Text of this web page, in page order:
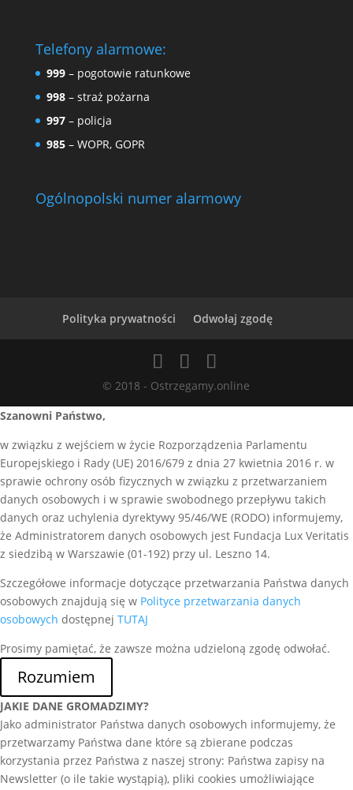
Telefony alarmowe:
999– pogotowie ratunkowe
998– straż pożarna
997– policja
985– WOPR, GOPR
Ogólnopolski numer alarmowy
Polityka prywatności Odwołaj zgodę
© 2018 - Ostrzegamy.online
Szanowni Państwo,
w związku z wejściem w życie Rozporządzenia Parlamentu
Europejskiego i Rady (UE) 2016/679 z dnia 27 kwietnia 2016 r. w
sprawie ochrony osób fizycznych w związku z przetwarzaniem
danych osobowych i w sprawie swobodnego przepływu takich
danych oraz uchylenia dyrektywy 95/46/WE (RODO) informujemy,
że Administratorem danych osobowych jest Fundacja Lux Veritatis
z siedzibą w Warszawie (01-192) przy ul. Leszno 14.
Szczegółowe informacje dotyczące przetwarzania Państwa danych
osobowych znajdują się w Polityce przetwarzania danych
osobowych dostępnej TUTAJ
Prosimy pamiętać, że zawsze można udzieloną zgodę odwołać.
Rozumiem
JAKIE DANE GROMADZIMY?
Jako administrator Państwa danych osobowych informujemy, że
przetwarzamy Państwa dane które są zbierane podczas
korzystania przez Państwa z naszej strony: Państwa zapisy na
Newsletter (o ile takie wystąpią), pliki cookies umożliwiające